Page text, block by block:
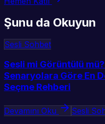
Şunu da Okuyun
Sesli Sohbet
Sesli mi Görüntülü
Senaryolara Göre En
Seçme Rehberi
Devamını Oku Sesli